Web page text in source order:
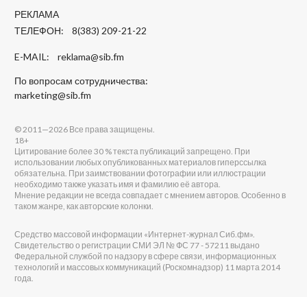
РЕКЛАМА
ТЕЛЕФОН: 8(383) 209-21-22
E-MAIL: reklama@sib.fm
По вопросам сотрудничества:
marketing@sib.fm
© 2011—2026 Все права защищены.
18+
Цитирование более 30 % текста публикаций запрещено. При
использовании любых опубликованных материалов гиперссылка
обязательна. При заимствовании фотографии или иллюстрации
необходимо также указать имя и фамилию её автора.
Мнение редакции не всегда совпадает с мнением авторов. Особенно в
таком жанре, как авторские колонки.
Средство массовой информации «Интернет-журнал Сиб.фм».
Свидетельство о регистрации СМИ ЭЛ № ФС 77 - 57211 выдано
Федеральной службой по надзору в сфере связи, информационных
технологий и массовых коммуникаций (Роскомнадзор) 11 марта 2014
года.